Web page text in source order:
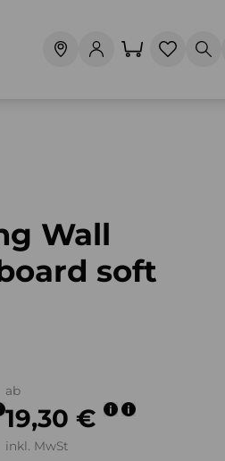
Wall
soft
ab
19,30 €
inkl. MwSt